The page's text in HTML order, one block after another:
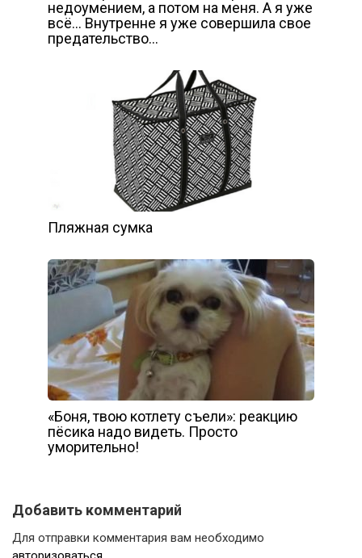
недоумением, а потом на меня. А я уже
всё… Внутренне я уже совершила свое
предательство…
Пляжная сумка
«Боня, твою котлету съели»: реакцию
пёсика надо видеть. Просто
уморительно!
Добавить комментарий
Для отправки комментария вам необходимо